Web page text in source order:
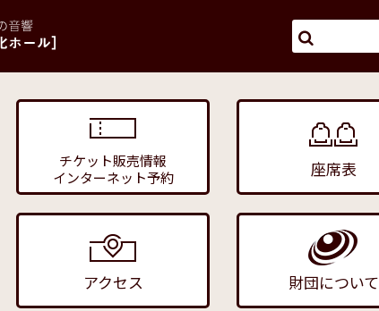
チケット販売情報
インターネット予約
座席表
アクセス 財団について